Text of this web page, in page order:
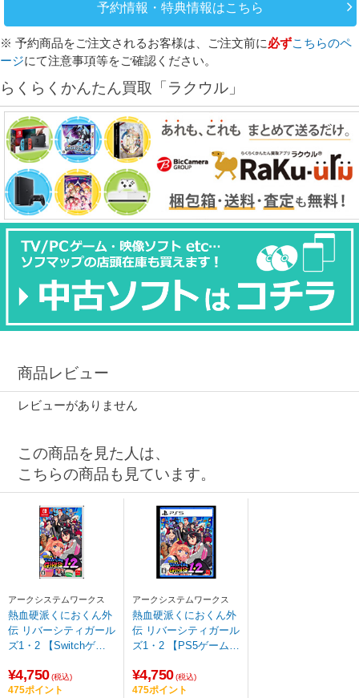
予約情報・特典情報はこちら
※ 予約商品をご注文されるお客様は、ご注文前に必ずこちらのペ
ージにて注意事項等をご確認ください。
らくらくかんたん買取「ラクウル」
商品レビュー
レビューがありません
この商品を見た人は、
こちらの商品も見ています。
アークシステムワークス
熱血硬派くにおくん外
伝 リバーシティガール
ズ1・2 【Switchゲー
¥4,750 (税込)
475ポイント
アークシステムワークス
熱血硬派くにおくん外
伝 リバーシティガール
ズ1・2 【PS5ゲームソ
¥4,750 (税込)
475ポイント